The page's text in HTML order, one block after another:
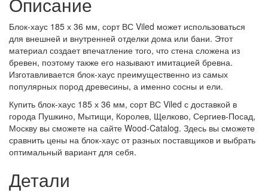
Блок-хаус 185 х 36 мм, сорт ВС Viled может использоваться
для внешней и внутренней отделки дома или бани. Этот
материал создает впечатление того, что стена сложена из
бревен, поэтому также его называют имитацией бревна.
Изготавливается блок-хаус преимущественно из самых
популярных пород древесины, а именно сосны и ели.
Купить блок-хаус 185 х 36 мм, сорт ВС Viled с доставкой в
города Пушкино, Мытищи, Королев, Щелково, Сергиев-Посад,
Москву вы сможете на сайте Wood-Catalog. Здесь вы сможете
сравнить цены на блок-хаус от разных поставщиков и выбрать
оптимальный вариант для себя.
Детали